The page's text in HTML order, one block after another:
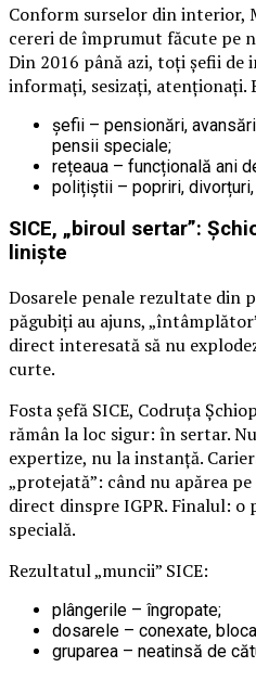
Conform surselor din interior,
cereri de împrumut făcute pe
Din 2016 până azi, toți șefii de
informați, sesizați, atenționați.
șefii – pensionări,
pensii speciale;
rețeaua – funcțională ani
polițiștii – popriri,
SICE, „biroul sertar”:
liniște
Dosarele penale rezultate din
păgubiți au ajuns,
direct interesată să nu
curte.
Fosta șefă SICE, Codruța
rămân la loc sigur: în sertar.
expertize, nu la instanță.
„protejată”: când nu apărea
direct dinspre IGPR. Finalul: o
specială.
Rezultatul „muncii” SICE:
plângerile – îngropate;
dosarele – conexate,
gruparea – neatinsă de